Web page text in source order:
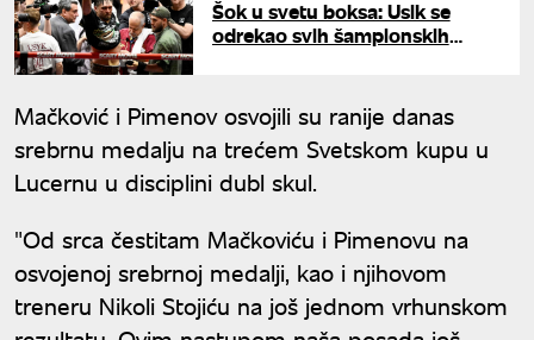
Šok u svetu boksa: Usik se
odrekao svih šampionskih
Mačković i Pimenov osvojili su ranije danas
srebrnu medalju na trećem Svetskom kupu u
Lucernu u disciplini dubl skul.
"Od srca čestitam Mačkoviću i Pimenovu na
osvojenoj srebrnoj medalji, kao i njihovom
treneru Nikoli Stojiću na još jednom vrhunskom